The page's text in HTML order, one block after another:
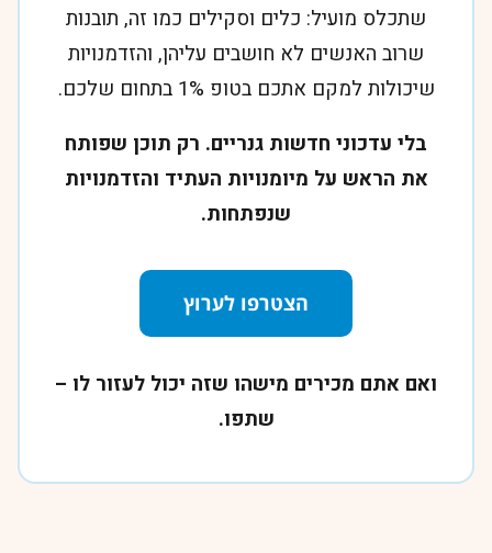
שתכלס מועיל: כלים וסקילים כמו זה, תובנות
שרוב האנשים לא חושבים עליהן, והזדמנויות
שיכולות למקם אתכם בטופ 1% בתחום שלכם.
בלי עדכוני חדשות גנריים. רק תוכן שפותח
את הראש על מיומנויות העתיד והזדמנויות
שנפתחות.
הצטרפו לערוץ
ואם אתם מכירים מישהו שזה יכול לעזור לו –
שתפו.